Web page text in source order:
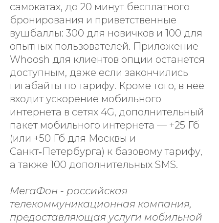
самокатах, до 20 минут бесплатного
бронирования и приветственные
вушбаллы: 300 для новичков и 100 для
опытных пользователей. Приложение
Whoosh для клиентов опции останется
доступным, даже если закончились
гигабайты по тарифу. Кроме того, в неё
входит ускорение мобильного
интернета в сетях 4G, дополнительный
пакет мобильного интернета — +25 Гб
(или +50 Гб для Москвы и
Санкт‑Петербурга) к базовому тарифу,
а также 100 дополнительных SMS.
МегаФон - российская
телекоммуникационная компания,
предоставляющая услуги мобильной